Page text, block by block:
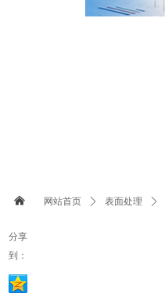
낀 网站首页 ꄲ 表面处理 ꄲ
分享
到：